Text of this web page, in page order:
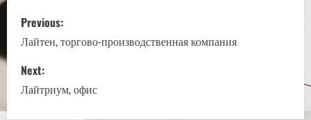
P
o
s
t
Previous:
Лайтен, торгово-производственная компания
Next:
Лайтриум, офис